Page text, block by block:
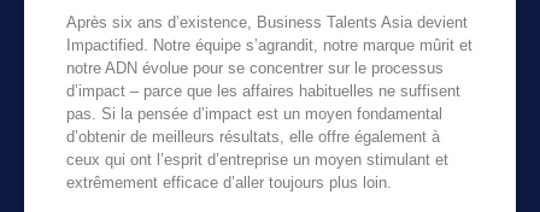
Après six ans d’existence, Business Talents Asia devient
Impactified. Notre équipe s’agrandit, notre marque mûrit et
notre ADN évolue pour se concentrer sur le processus
d’impact – parce que les affaires habituelles ne suffisent
pas. Si la pensée d’impact est un moyen fondamental
d’obtenir de meilleurs résultats, elle offre également à
ceux qui ont l’esprit d’entreprise un moyen stimulant et
extrêmement efficace d’aller toujours plus loin.